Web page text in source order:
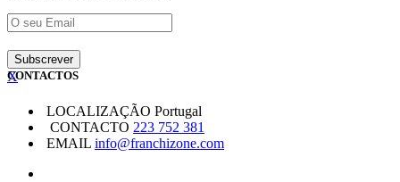
X
CONTACTOS
LOCALIZAÇÃO Portugal
CONTACTO 223 752 381
EMAIL info@franchizone.com